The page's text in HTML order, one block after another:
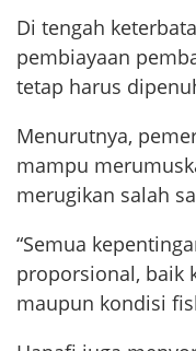
Di tengah
pembiayaan
tetap harus
Menurutnya,
mampu
merugikan salah
“Semua
proporsional, baik
maupun kondisi